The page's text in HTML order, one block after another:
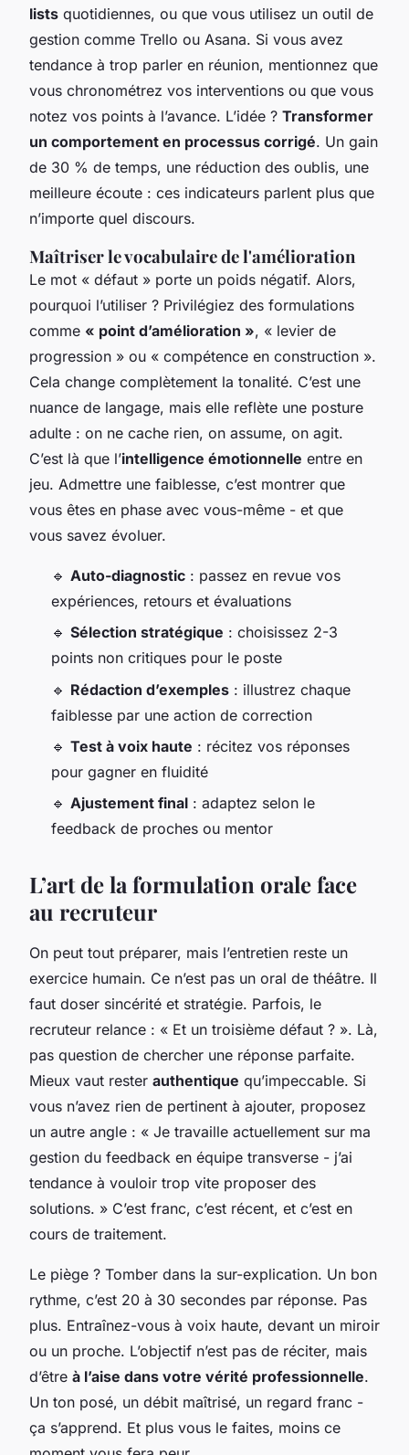
lists quotidiennes, ou que vous utilisez un outil de
gestion comme Trello ou Asana. Si vous avez
tendance à trop parler en réunion, mentionnez que
vous chronométrez vos interventions ou que vous
notez vos points à l’avance. L’idée ? Transformer
un comportement en processus corrigé. Un gain
de 30 % de temps, une réduction des oublis, une
meilleure écoute : ces indicateurs parlent plus que
n’importe quel discours.
Maîtriser le vocabulaire de l'amélioration
Le mot « défaut » porte un poids négatif. Alors,
pourquoi l’utiliser ? Privilégiez des formulations
comme « point d’amélioration », « levier de
progression » ou « compétence en construction ».
Cela change complètement la tonalité. C’est une
nuance de langage, mais elle reflète une posture
adulte : on ne cache rien, on assume, on agit.
C’est là que l’intelligence émotionnelle entre en
jeu. Admettre une faiblesse, c’est montrer que
vous êtes en phase avec vous-même - et que
vous savez évoluer.
🔹 Auto-diagnostic : passez en revue vos
expériences, retours et évaluations
🔹 Sélection stratégique : choisissez 2-3
points non critiques pour le poste
🔹 Rédaction d’exemples : illustrez chaque
faiblesse par une action de correction
🔹 Test à voix haute : récitez vos réponses
pour gagner en fluidité
🔹 Ajustement final : adaptez selon le
feedback de proches ou mentor
L’art de la formulation orale face
au recruteur
On peut tout préparer, mais l’entretien reste un
exercice humain. Ce n’est pas un oral de théâtre. Il
faut doser sincérité et stratégie. Parfois, le
recruteur relance : « Et un troisième défaut ? ». Là,
pas question de chercher une réponse parfaite.
Mieux vaut rester authentique qu’impeccable. Si
vous n’avez rien de pertinent à ajouter, proposez
un autre angle : « Je travaille actuellement sur ma
gestion du feedback en équipe transverse - j’ai
tendance à vouloir trop vite proposer des
solutions. » C’est franc, c’est récent, et c’est en
cours de traitement.
Le piège ? Tomber dans la sur-explication. Un bon
rythme, c’est 20 à 30 secondes par réponse. Pas
plus. Entraînez-vous à voix haute, devant un miroir
ou un proche. L’objectif n’est pas de réciter, mais
d’être à l’aise dans votre vérité professionnelle.
Un ton posé, un débit maîtrisé, un regard franc -
ça s’apprend. Et plus vous le faites, moins ce